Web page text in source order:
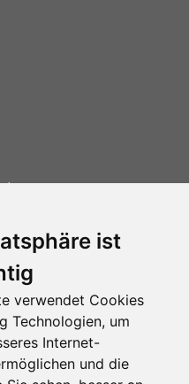
ist
verwendet Cookies
Technologien, um
Internet-
und die
die Anerkennung